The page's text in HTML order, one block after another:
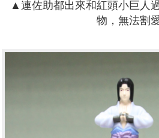
▲連佐助都出來和紅頭小巨人
物，無法割愛